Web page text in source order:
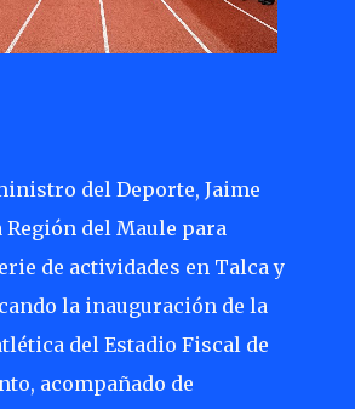
del Deporte, Jaime
del Maule para
de actividades en Talca y
la inauguración de la
del Estadio Fiscal de
acompañado de